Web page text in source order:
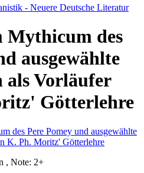
- Neuere Deutsche Literatur
Mythicum des
ausgewählte
als Vorläufer
Götterlehre
, Note: 2+